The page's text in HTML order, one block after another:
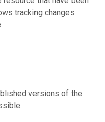
tracking changes
versions of the